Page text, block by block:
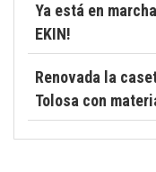
Ya está en
EKIN!
Renovada la
Tolosa con